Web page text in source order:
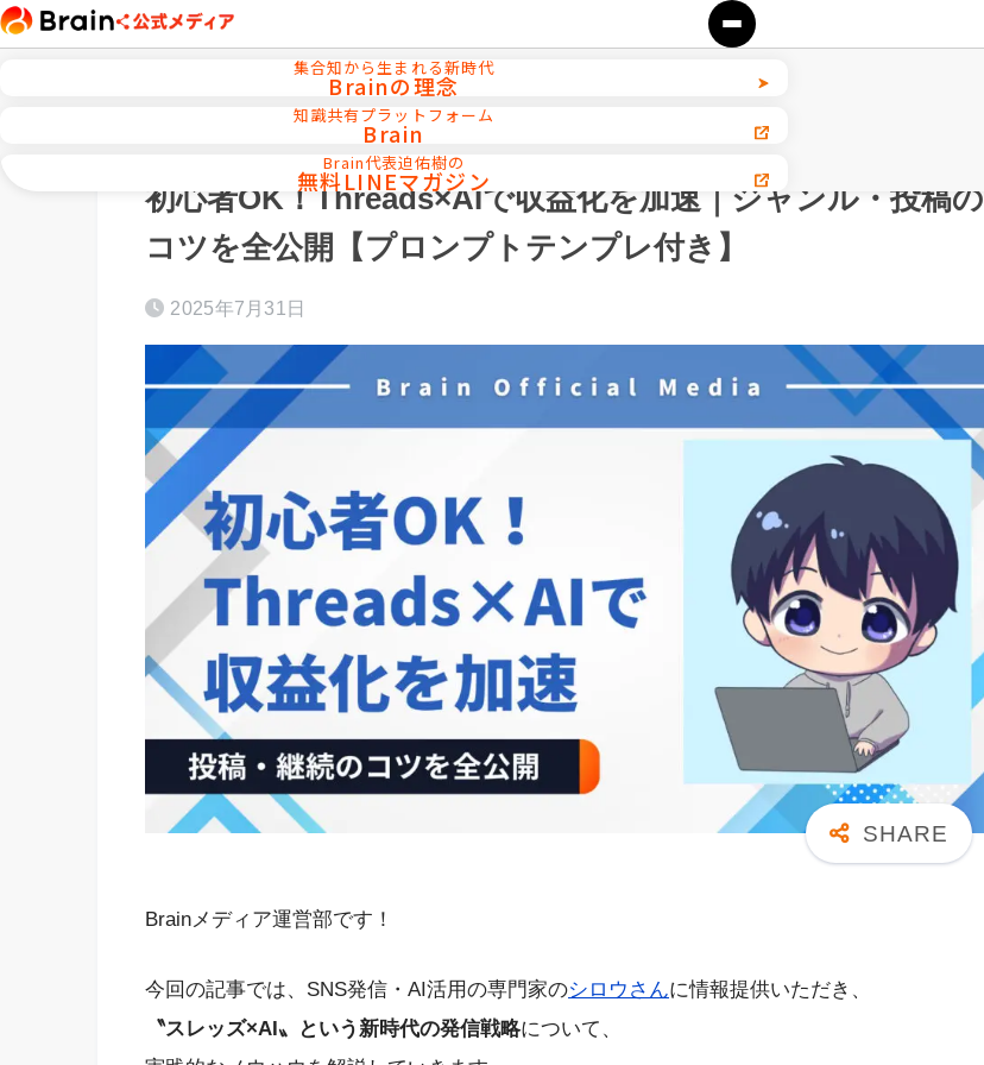
集合知から生まれる新時代
Brainの理念
知識共有プラットフォーム
Brain
Brain代表迫佑樹の
無料LINEマガジン
AI活用／自動化ツール
初心者OK！Threads×AIで収益化を加速｜ジャンル・投稿の
コツを全公開【プロンプトテンプレ付き】
2025年7月31日
Brainメディア運営部です！
今回の記事では、SNS発信・AI活用の専門家のシロウさんに情報提供いただき、
〝スレッズ×AI〟という新時代の発信戦略について、